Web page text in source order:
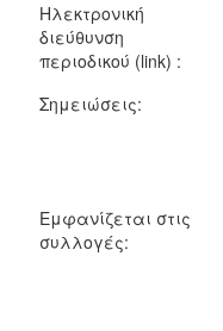
Ηλεκτρονική
διεύθυνση
περιοδικού (link) :
Σημειώσεις:
Εμφανίζεται στις
συλλογές: